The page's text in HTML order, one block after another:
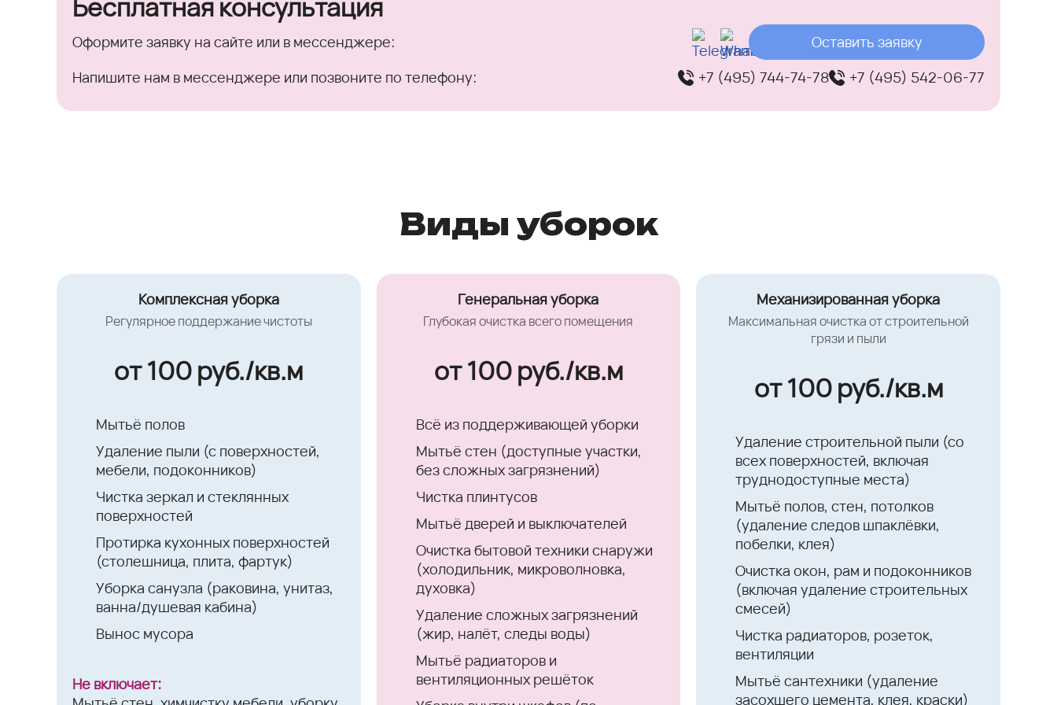
Бесплатная консультация
Оформите заявку на сайте или в мессенджере:
Оставить заявку
Напишите нам в мессенджере или позвоните по телефону:
+7 (495) 744-74-78 +7 (495) 542-06-77
Виды уборок
Комплексная уборка
Регулярное поддержание чистоты
от 100 руб./кв.м
Мытьё полов
Удаление пыли (с поверхностей,
мебели, подоконников)
Чистка зеркал и стеклянных
поверхностей
Протирка кухонных поверхностей
(столешница, плита, фартук)
Уборка санузла (раковина, унитаз,
ванна/душевая кабина)
Вынос мусора
Не включает:
Генеральная уборка
Глубокая очистка всего помещения
от 100 руб./кв.м
Всё из поддерживающей уборки
Мытьё стен (доступные участки,
без сложных загрязнений)
Чистка плинтусов
Мытьё дверей и выключателей
Очистка бытовой техники снаружи
(холодильник, микроволновка,
духовка)
Удаление сложных загрязнений
(жир, налёт, следы воды)
Мытьё радиаторов и
вентиляционных решёток
Механизированная уборка
Максимальная очистка от строительной
грязи и пыли
от 100 руб./кв.м
Удаление строительной пыли (со
всех поверхностей, включая
труднодоступные места)
Мытьё полов, стен, потолков
(удаление следов шпаклёвки,
побелки, клея)
Очистка окон, рам и подоконников
(включая удаление строительных
смесей)
Чистка радиаторов, розеток,
вентиляции
Мытьё сантехники (удаление
засохшего цемента, клея, краски)